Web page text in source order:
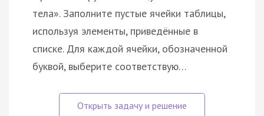
тела». Заполните пустые ячейки таблицы,
используя элементы, приведённые в
списке. Для каждой ячейки, обозначенной
буквой, выберите соответствую…